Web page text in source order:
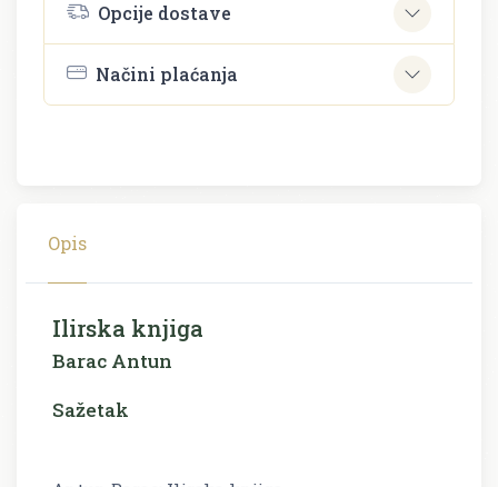
Opcije dostave
Načini plaćanja
Opis
Ilirska knjiga
Barac Antun
Sažetak